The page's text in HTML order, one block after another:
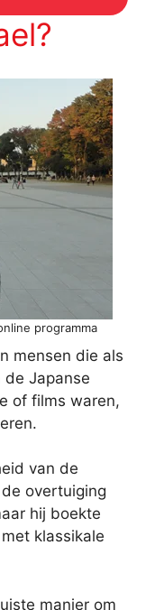
programma
mensen die als
Japanse
of films waren,
van de
overtuiging
hij boekte
klassikale
manier om